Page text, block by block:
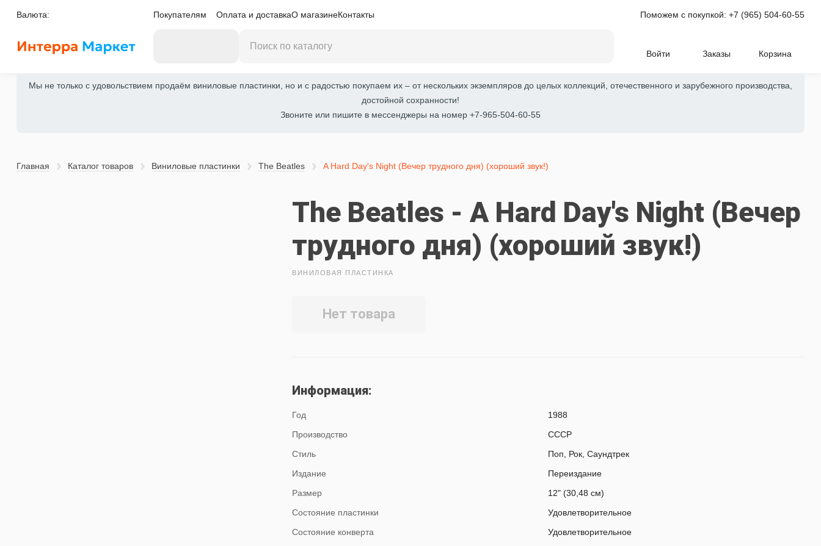
Валюта: Покупателям Оплата и доставкаО магазинеКонтакты Поможем с покупкой:+7 (965) 504-60-55
Войти Заказы Корзина
Мы не только с удовольствием продаём виниловые пластинки, но и с радостью покупаем их – от нескольких экземпляров до целых коллекций, отечественного и зарубежного производства,
достойной сохранности!
Звоните или пишите в мессенджеры на номер +7-965-504-60-55
Главная Каталог товаров Виниловые пластинки The Beatles A Hard Day's Night (Вечер трудного дня) (хороший звук!)
The Beatles - A Hard Day's Night (Вечер
трудного дня) (хороший звук!)
ВИНИЛОВАЯ ПЛАСТИНКА
Нет товара
Информация:
Год
1988
Производство
СССР
Стиль
Поп, Рок, Саундтрек
Издание
Переиздание
Размер
12" (30,48 см)
Состояние пластинки
Удовлетворительное
Состояние конверта
Удовлетворительное